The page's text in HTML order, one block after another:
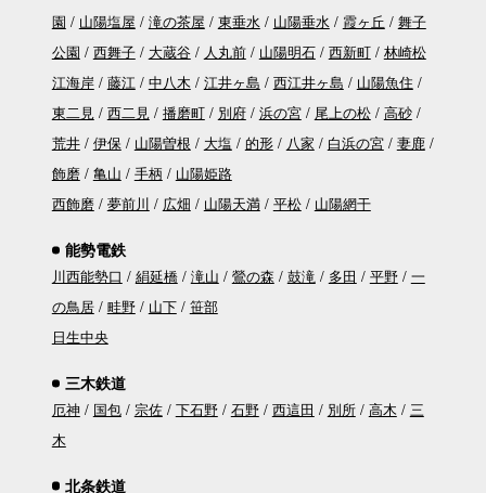
園
山陽塩屋 滝の茶屋 東垂水 山陽垂水 霞ヶ丘
舞子
公園
西舞子 大蔵谷 人丸前 山陽明石 西新町
林崎松
江海岸
藤江 中八木 江井ヶ島 西江井ヶ島
山陽魚住
東二見
西二見 播磨町 別府 浜の宮 尾上の松
高砂
荒井
伊保 山陽曽根 大塩 的形 八家 白浜の宮
妻鹿
飾磨
亀山 手柄
山陽姫路
西飾磨
夢前川 広畑 山陽天満 平松 山陽網干
能勢電鉄
川西能勢口 絹延橋 滝山 鶯の森 鼓滝 多田 平野
一
の鳥居
畦野 山下
笹部
日生中央
三木鉄道
厄神 国包 宗佐 下石野 石野 西這田 別所 高木
三
木
北条鉄道